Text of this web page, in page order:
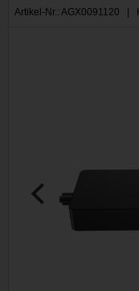
Artikel-Nr.: AGX0091120 |